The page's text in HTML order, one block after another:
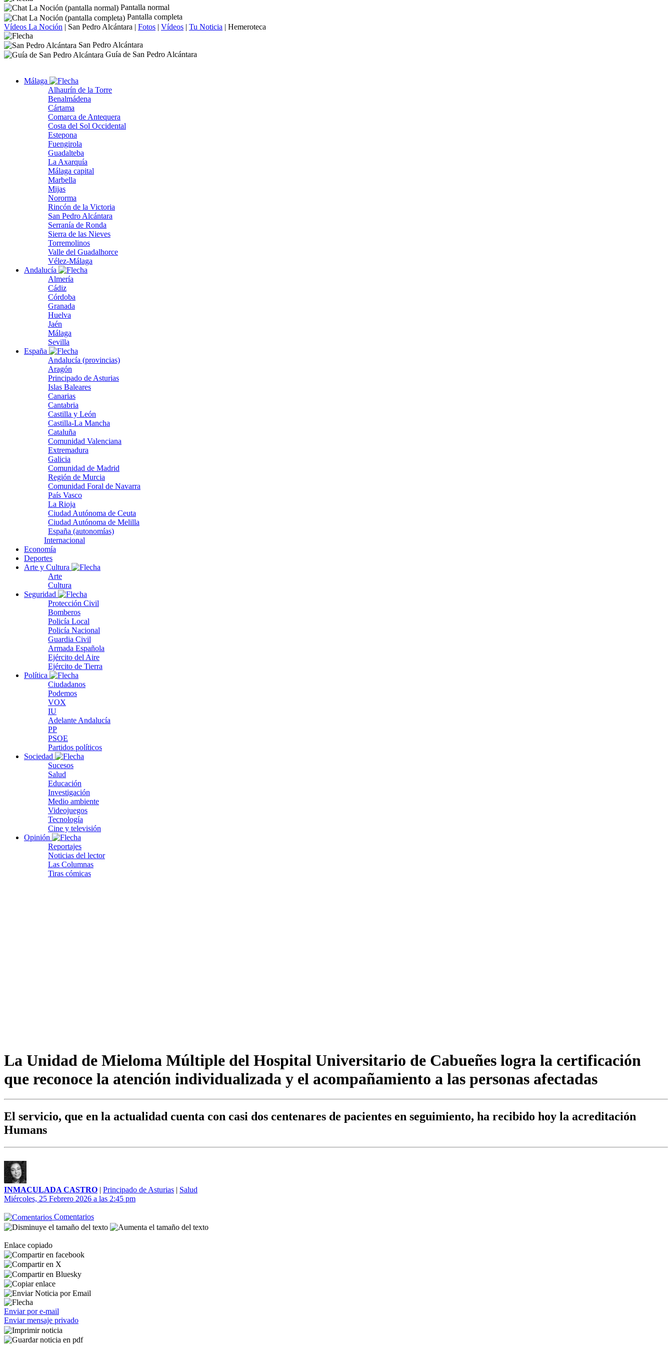
Pantalla normal
Pantalla completa
Vídeos La Noción | San Pedro Alcántara | Fotos | Vídeos | Tu Noticia | Hemeroteca
San Pedro Alcántara
Guía de San Pedro Alcántara
Málaga
Alhaurín de la Torre
Benalmádena
Cártama
Comarca de Antequera
Costa del Sol Occidental
Estepona
Fuengirola
Guadalteba
La Axarquía
Málaga capital
Marbella
Mijas
Nororma
Rincón de la Victoria
San Pedro Alcántara
Serranía de Ronda
Sierra de las Nieves
Torremolinos
Valle del Guadalhorce
Vélez-Málaga
Andalucía
Almería
Cádiz
Córdoba
Granada
Huelva
Jaén
Málaga
Sevilla
España
Andalucía (provincias)
Aragón
Principado de Asturias
Islas Baleares
Canarias
Cantabria
Castilla y León
Castilla-La Mancha
Cataluña
Comunidad Valenciana
Extremadura
Galicia
Comunidad de Madrid
Región de Murcia
Comunidad Foral de Navarra
País Vasco
La Rioja
Ciudad Autónoma de Ceuta
Ciudad Autónoma de Melilla
España (autonomías)
Internacional
Economía
Deportes
Arte y Cultura
Arte
Cultura
Seguridad
Protección Civil
Bomberos
Policía Local
Policía Nacional
Guardia Civil
Armada Española
Ejército del Aire
Ejército de Tierra
Política
Ciudadanos
Podemos
VOX
IU
Adelante Andalucía
PP
PSOE
Partidos políticos
Sociedad
Sucesos
Salud
Educación
Investigación
Medio ambiente
Videojuegos
Tecnología
Cine y televisión
Opinión
Reportajes
Noticias del lector
Las Columnas
Tiras cómicas
La Unidad de Mieloma Múltiple del Hospital Universitario de Cabueñes logra la certificación
que reconoce la atención individualizada y el acompañamiento a las personas afectadas
El servicio, que en la actualidad cuenta con casi dos centenares de pacientes en seguimiento, ha recibido hoy la acreditación
Humans
INMACULADA CASTRO | Principado de Asturias | Salud
Miércoles, 25 Febrero 2026 a las 2:45 pm
Comentarios
Enlace copiado
Enviar por e-mail
Enviar mensaje privado